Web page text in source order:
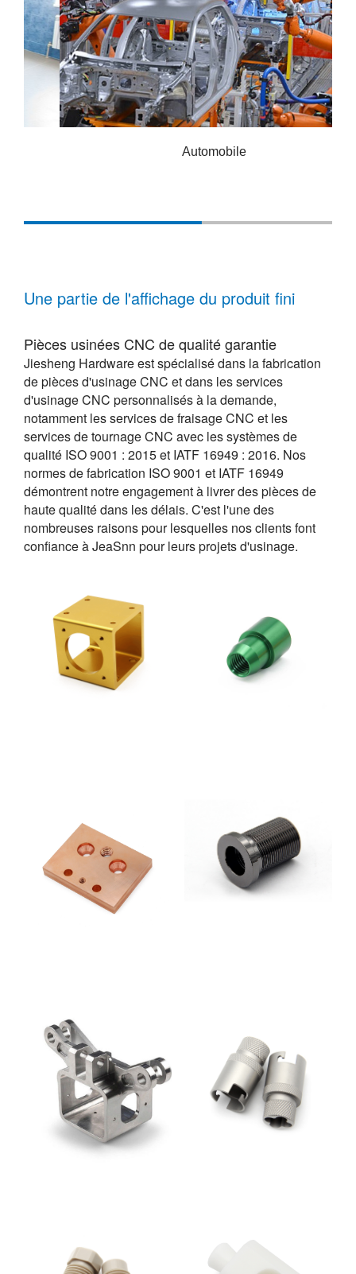
Automobile
Une partie de l'affichage du produit fini
Pièces usinées CNC de qualité garantie
Jiesheng Hardware est spécialisé dans la fabrication
de pièces d'usinage CNC et dans les services
d'usinage CNC personnalisés à la demande,
notamment les services de fraisage CNC et les
services de tournage CNC avec les systèmes de
qualité ISO 9001 : 2015 et IATF 16949 : 2016. Nos
normes de fabrication ISO 9001 et IATF 16949
démontrent notre engagement à livrer des pièces de
haute qualité dans les délais. C'est l'une des
nombreuses raisons pour lesquelles nos clients font
confiance à JeaSnn pour leurs projets d'usinage.